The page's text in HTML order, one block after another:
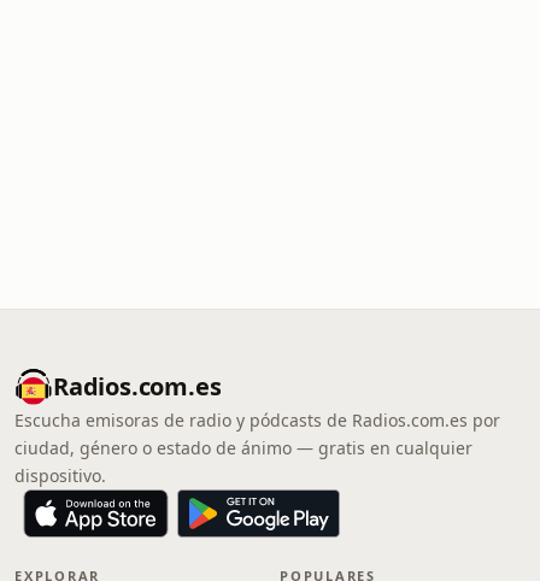
Radios.com.es
Escucha emisoras de radio y pódcasts de Radios.com.es por
ciudad, género o estado de ánimo — gratis en cualquier
dispositivo.
EXPLORAR POPULARES